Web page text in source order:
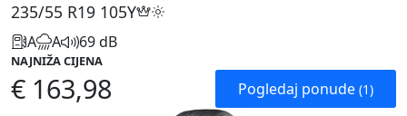
235/55 R19 105Y
A A 69 dB
NAJNIŽA CIJENA
€ 163,98 Pogledaj ponude (1)